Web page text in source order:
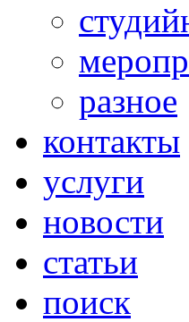
разное
контакты
услуги
новости
статьи
поиск